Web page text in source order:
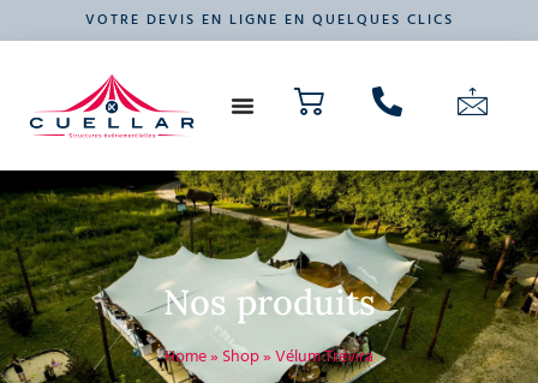
VOTRE DEVIS EN LIGNE EN QUELQUES CLICS
Nos produits
Home» Shop»Vélum Trévira